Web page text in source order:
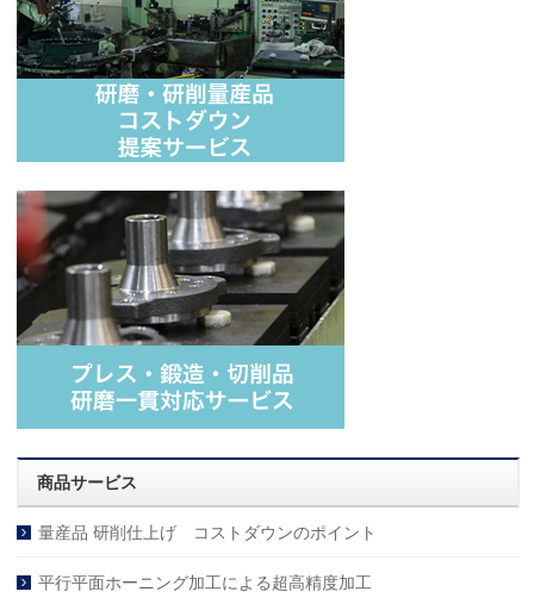
商品サービス
量産品 研削仕上げ コストダウンのポイント
平行平面ホーニング加工による超高精度加工